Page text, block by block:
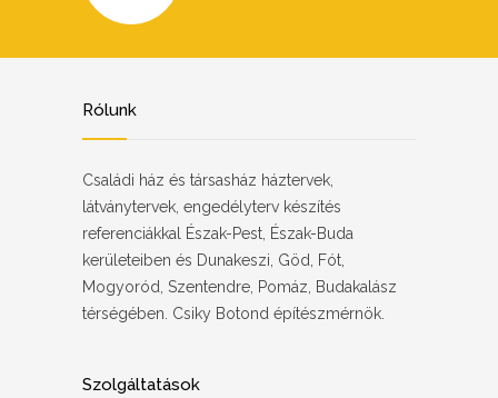
Rólunk
Családi ház és társasház háztervek,
látványtervek, engedélyterv készítés
referenciákkal Észak-Pest, Észak-Buda
kerületeiben és Dunakeszi, Göd, Fót,
Mogyoród, Szentendre, Pomáz, Budakalász
térségében. Csiky Botond építészmérnök.
Szolgáltatások